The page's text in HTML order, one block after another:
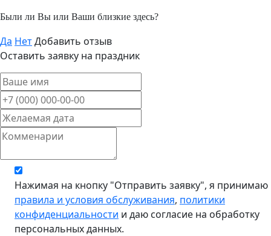
Были ли Вы или Ваши близкие здесь?
Да НетДобавить отзыв
Оставить заявку на праздник
Нажимая на кнопку "Отправить заявку", я принимаю
правила и условия обслуживания, политики
конфиденциальности и даю согласие на обработку
персональных данных.